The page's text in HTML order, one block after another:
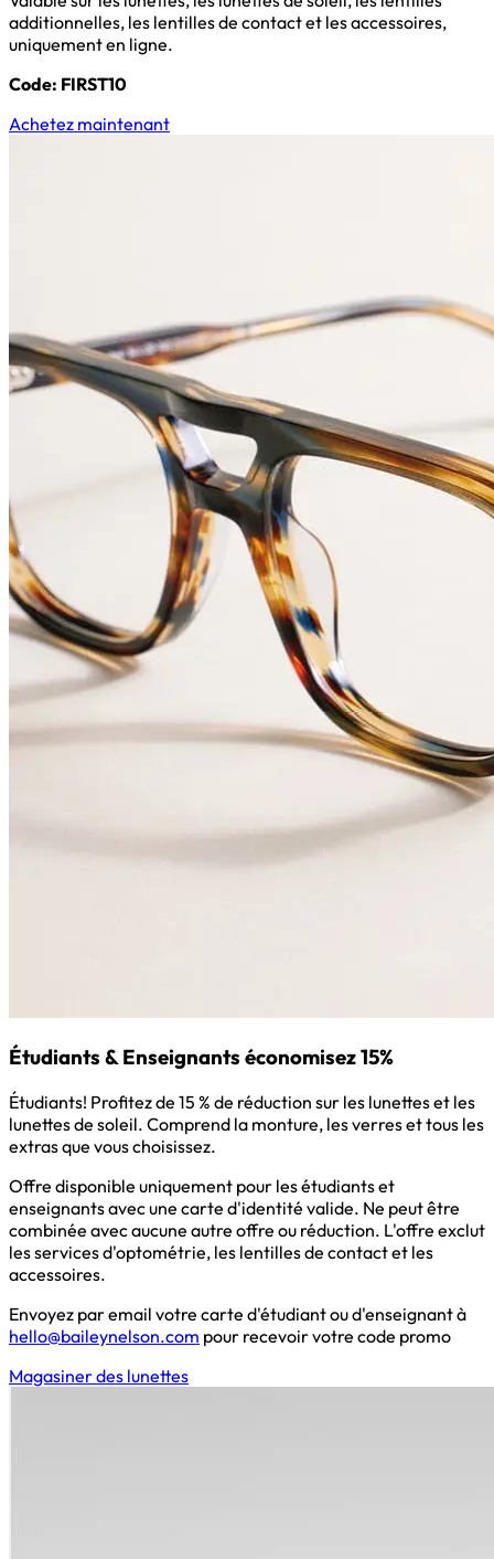
additionnelles, les lentilles de contact et les accessoires,
uniquement en ligne.
Code: FIRST10
Achetez maintenant
Étudiants & Enseignants économisez 15%
Étudiants! Profitez de 15 % de réduction sur les lunettes et les
lunettes de soleil. Comprend la monture, les verres et tous les
extras que vous choisissez.
Offre disponible uniquement pour les étudiants et
enseignants avec une carte d'identité valide. Ne peut être
combinée avec aucune autre offre ou réduction. L'offre exclut
les services d'optométrie, les lentilles de contact et les
accessoires.
Envoyez par email votre carte d'étudiant ou d'enseignant à
hello@baileynelson.com pour recevoir votre code promo
Magasiner des lunettes